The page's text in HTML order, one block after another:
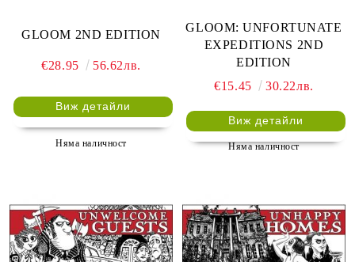
GLOOM 2ND EDITION
€28.95 56.62лв.
Виж детайли
Няма наличност
GLOOM: UNFORTUNATE
EXPEDITIONS 2ND
EDITION
€15.45
30.22лв.
Виж детайли
Няма наличност